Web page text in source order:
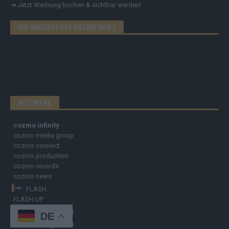
➔ Jetzt Werbung buchen & sichtbar werden!
EIN ANGEBOT DER COZMO NEWS
NETZWERK
cozmo infinity
cozmo media group
cozmo connect
cozmo production
cozmo records
cozmo news
FLASH
FLASH UP
Nürnberger Blatt
Hamburger Blatt
DE